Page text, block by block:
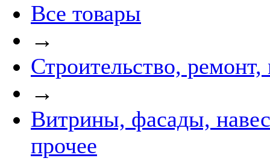
Все товары
→
Строительство,
→
Витрины, фасады,
прочее